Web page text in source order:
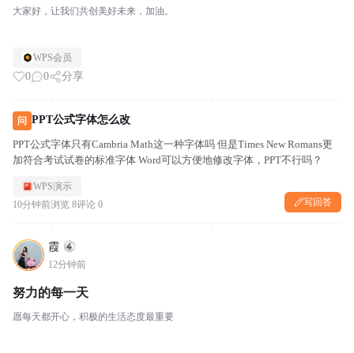
大家好，让我们共创美好未来，加油。
WPS会员
0 0 分享
问 PPT公式字体怎么改
PPT公式字体只有Cambria Math这一种字体吗 但是Times New Romans更
加符合考试试卷的标准字体 Word可以方便地修改字体，PPT不行吗？
WPS演示
10分钟前浏览 8评论 0 写回答
霞
12分钟前
努力的每一天
愿每天都开心，积极的生活态度最重要